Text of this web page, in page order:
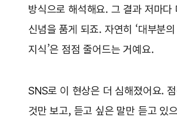
방식으로 해석해요. 그 결과 저마다
신념을 품게 되죠. 자연히 ‘대부분
지식’은 점점 줄어드는 거예요.
SNS로 이 현상은 더 심해졌어요.
것만 보고, 듣고 싶은 말만 듣고 있